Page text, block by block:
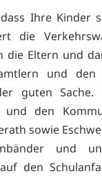
Ihre Kinder
die
die Eltern und
und
guten Sache.
und den
sowie
und
den